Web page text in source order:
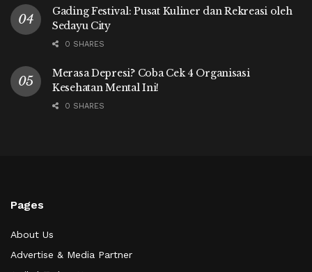
Gading Festival: Pusat Kuliner dan Rekreasi oleh
Sedayu City
0 SHARES
Merasa Depresi? Coba Cek 4 Organisasi
Kesehatan Mental Ini!
0 SHARES
Pages
About Us
Advertise & Media Partner